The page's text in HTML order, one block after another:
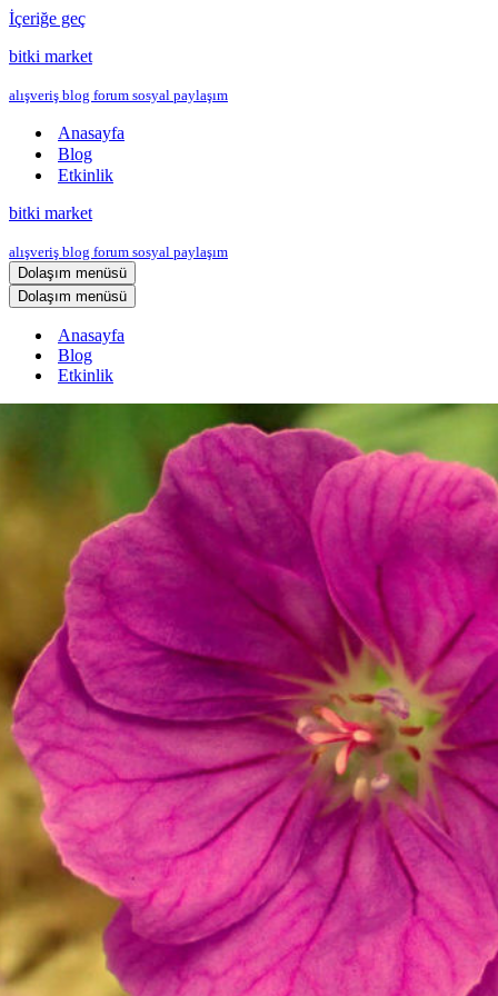
İçeriğe geç
bitki market
alışveriş blog forum sosyal paylaşım
Anasayfa
Blog
Etkinlik
bitki market
alışveriş blog forum sosyal paylaşım
Dolaşım menüsü
Dolaşım menüsü
Anasayfa
Blog
Etkinlik